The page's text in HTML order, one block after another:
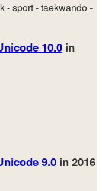
- sport- taekwando -
10.0 in
9.0 in 2016